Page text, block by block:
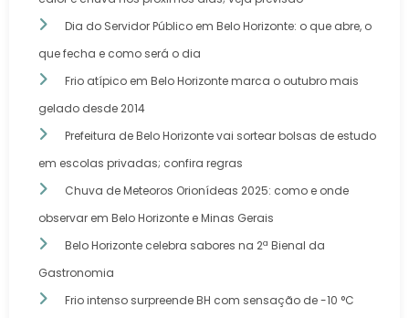
Dia do Servidor Público em Belo Horizonte: o que abre, o
que fecha e como será o dia
Frio atípico em Belo Horizonte marca o outubro mais
gelado desde 2014
Prefeitura de Belo Horizonte vai sortear bolsas de estudo
em escolas privadas; confira regras
Chuva de Meteoros Orionídeas 2025: como e onde
observar em Belo Horizonte e Minas Gerais
Belo Horizonte celebra sabores na 2ª Bienal da
Gastronomia
Frio intenso surpreende BH com sensação de -10 °C